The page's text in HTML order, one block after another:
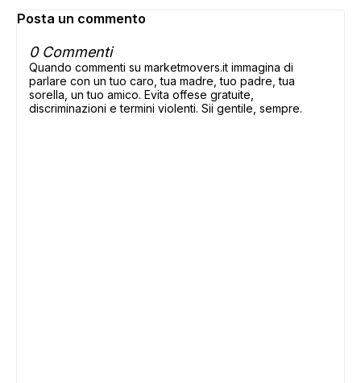
Posta un commento
0 Commenti
Quando commenti su marketmovers.it immagina di
parlare con un tuo caro, tua madre, tuo padre, tua
sorella, un tuo amico. Evita offese gratuite,
discriminazioni e termini violenti. Sii gentile, sempre.